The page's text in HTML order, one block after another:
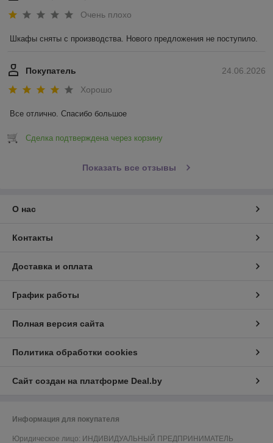
Очень плохо
Шкафы сняты с производства. Нового предложения не поступило.
24.06.2026
Покупатель
Хорошо
Все отлично. Спасибо большое
Сделка подтверждена через корзину
Показать все отзывы
О нас
Контакты
Доставка и оплата
График работы
Полная версия сайта
Политика обработки cookies
Сайт создан на платформе Deal.by
Информация для покупателя
Юридическое лицо: ИНДИВИДУАЛЬНЫЙ ПРЕДПРИНИМАТЕЛЬ